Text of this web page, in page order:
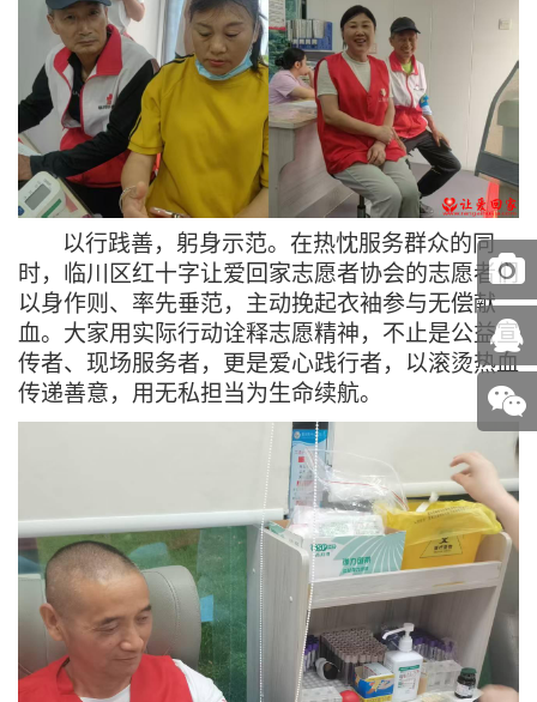
以行践善，躬身示范。在热忱服务群众的同
时， 临川区红十字让爱回家志愿者协会的志愿者们
以身作则、率先垂范，主动挽起衣袖参与无偿献
血。大家用实际行动诠释志愿精神，不止是公益宣
传者、现场服务者，更是爱心践行者，以滚烫热血
传递善意，用无私担当为生命续航。